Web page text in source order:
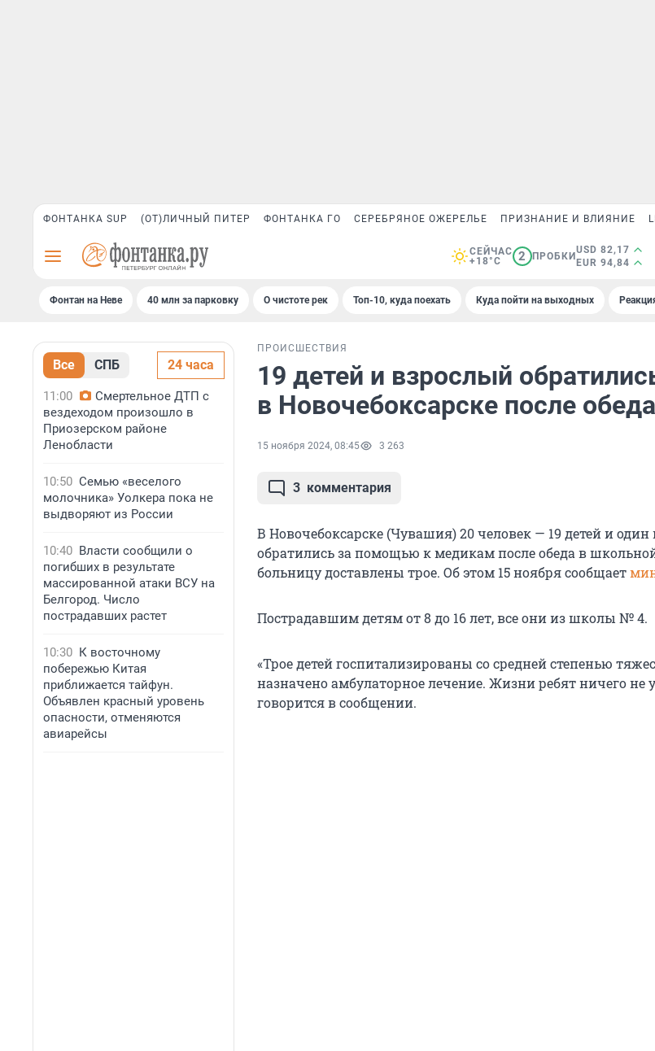
ФОНТАНКА SUP (ОТ)ЛИЧНЫЙ ПИТЕР ФОНТАНКА ГО СЕРЕБРЯНОЕ ОЖЕРЕЛЬЕ ПРИЗНАНИЕ И ВЛИЯНИЕ
СЕЙЧАС
+18°C
2 ПРОБКИ
USD 82,17
EUR 94,84
Фонтан на Неве 40 млн за парковку О чистоте рек Топ-10, куда поехать Куда пойти на выходных
Все СПБ 24 часа
11:00
Смертельное ДТП с
вездеходом произошло в
Приозерском районе
Ленобласти
10:50 Семью «веселого
молочника» Уолкера пока не
выдворяют из России
10:40 Власти сообщили о
погибших в результате
массированной атаки ВСУ на
Белгород. Число
пострадавших растет
10:30 К восточному
побережью Китая
приближается тайфун.
Объявлен красный уровень
опасности, отменяются
авиарейсы
ПРОИСШЕСТВИЯ
19 детей и взрослый
в Новочебоксарске после
15 ноября 2024, 08:45 3 263
3 комментария
В Новочебоксарске (Чувашия) 20 человек — 19 детей и
обратились за помощью к медикам после обеда в
больницу доставлены трое. Об этом 15 ноября сообщает
Пострадавшим детям от 8 до 16 лет, все они из школы № 4.
«Трое детей госпитализированы со средней степенью
назначено амбулаторное лечение. Жизни ребят ничего не
говорится в сообщении.